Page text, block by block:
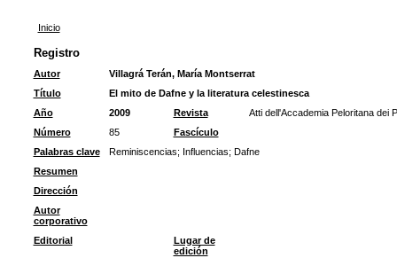
Inicio
Registro
Autor
Villagrá Terán, María Montserrat
Título
El mito de Dafne y la literatura celestinesca
Año
2009 Revista
Atti dell'Accademia Peloritana dei
Número
85
Fascículo
Palabras clave
Reminiscencias; Influencias; Dafne
Resumen
Dirección
Autor
corporativo
Editorial
Lugar de
edición